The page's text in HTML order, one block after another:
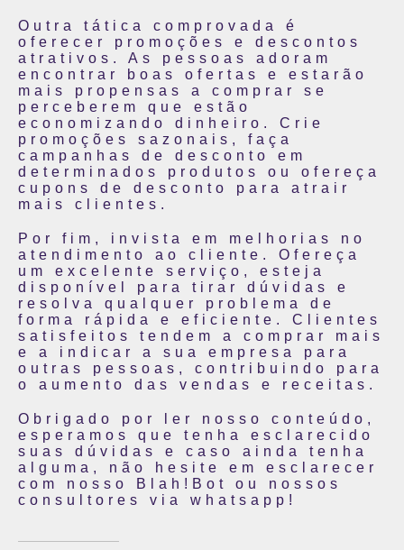
Outra tática comprovada é
oferecer promoções e descontos
atrativos. As pessoas adoram
encontrar boas ofertas e estarão
mais propensas a comprar se
perceberem que estão
economizando dinheiro. Crie
promoções sazonais, faça
campanhas de desconto em
determinados produtos ou ofereça
cupons de desconto para atrair
mais clientes.
Por fim, invista em melhorias no
atendimento ao cliente. Ofereça
um excelente serviço, esteja
disponível para tirar dúvidas e
resolva qualquer problema de
forma rápida e eficiente. Clientes
satisfeitos tendem a comprar mais
e a indicar a sua empresa para
outras pessoas, contribuindo para
o aumento das vendas e receitas.
Obrigado por ler nosso conteúdo,
esperamos que tenha esclarecido
suas dúvidas e caso ainda tenha
alguma, não hesite em esclarecer
com nosso Blah!Bot ou nossos
consultores via whatsapp!